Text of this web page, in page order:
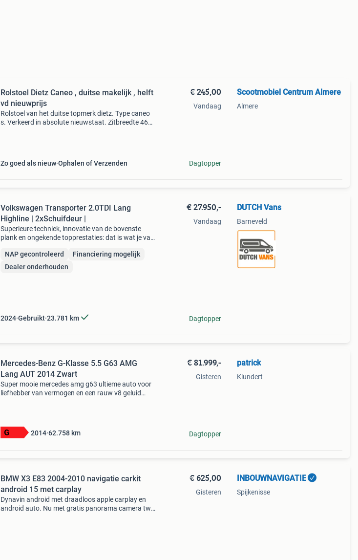
Rolstoel Dietz Caneo , duitse makelijk , helft
vd nieuwprijs
Rolstoel van het duitse topmerk dietz. Type caneo
s. Verkeerd in absolute nieuwstaat. Zitbreedte 46
Zo goed als nieuw Ophalen of Verzenden
€ 245,00
Vandaag
Dagtopper
Scootmobiel Centrum Almere
Almere
Volkswagen Transporter 2.0TDI Lang
Highline | 2xSchuifdeur |
Superieure techniek, innovatie van de bovenste
plank en ongekende topprestaties: dat is wat je van
eigenschap van iedere volkswagen is zijn
duurzaamheid
NAP gecontroleerd
Financiering mogelijk
Dealer onderhouden
2024 Gebruikt 23.781 km
€ 27.950,-
Vandaag
Dagtopper
DUTCH Vans
Barneveld
Mercedes-Benz G-Klasse 5.5 G63 AMG
Lang AUT 2014 Zwart
Super mooie mercedes amg g63 ultieme auto voor
liefhebber van vermogen en een rauw v8 geluid
2014 62.758 km
€ 81.999,-
Gisteren
Dagtopper
patrick
Klundert
BMW X3 E83 2004-2010 navigatie carkit
android 15 met carplay
Dynavin android met draadloos apple carplay en
android auto. Nu met gratis panorama camera twv
€ 625,00
Gisteren
INBOUWNAVIGATIE
Spijkenisse